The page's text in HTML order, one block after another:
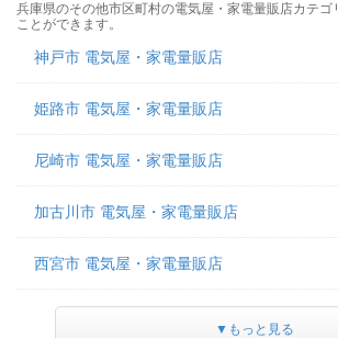
兵庫県のその他市区町村の電気屋・家電量販店カテゴ
ことができます。
神戸市 電気屋・家電量販店
姫路市 電気屋・家電量販店
尼崎市 電気屋・家電量販店
加古川市 電気屋・家電量販店
西宮市 電気屋・家電量販店
▼もっと見る